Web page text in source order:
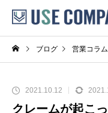
ブログ 営業コラム
2021.10.12
クレームが起こ